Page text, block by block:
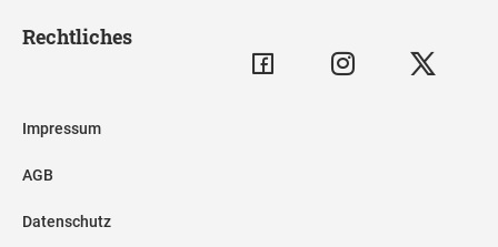
Rechtliches
Impressum
AGB
Datenschutz